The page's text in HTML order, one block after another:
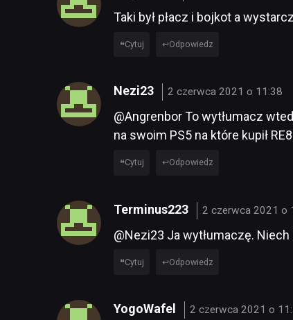
Taki był płacz i bojkot a
Cytuj Odpowiedz
Nezi23 2 czerwca 2021 o 11:38
@Angrenbor To wytłumacz
na swoim PS5 na które kupił RE8
Cytuj Odpowiedz
Terminus223 2 czerwca 2021 o
@Nezi23 Ja wytłumaczę.
Cytuj Odpowiedz
YogoWafel 2 czerwca 2021 o